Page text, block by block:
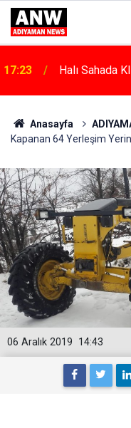
17:18 Depremde
Anasayfa
Kapanan 64 Yerleşim
14:43
06 Aralık 2019